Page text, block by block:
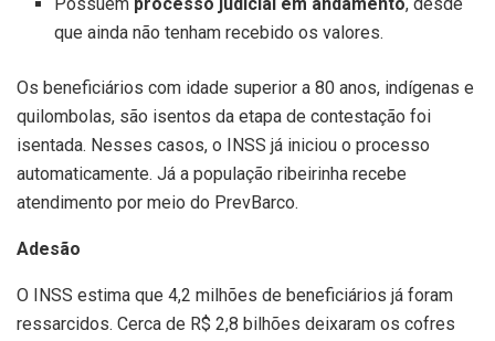
que ainda não tenham recebido os valores.
Os beneficiários com idade superior a 80 anos, indígenas e
quilombolas, são isentos da etapa de contestação foi
isentada. Nesses casos, o INSS já iniciou o processo
automaticamente. Já a população ribeirinha recebe
atendimento por meio do PrevBarco.
Adesão
O INSS estima que 4,2 milhões de beneficiários já foram
ressarcidos. Cerca de R$ 2,8 bilhões deixaram os cofres